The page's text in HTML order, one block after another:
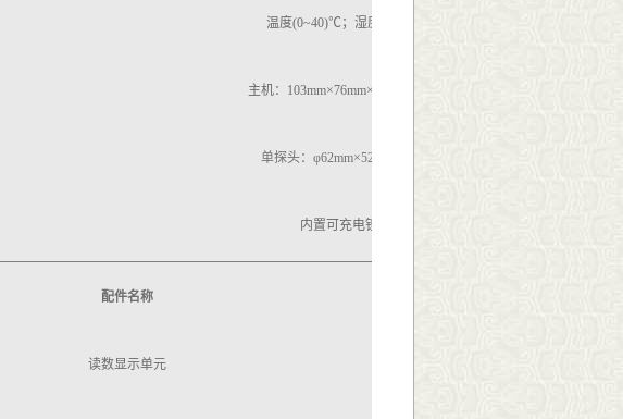
温度(0~40)℃；湿度＜85％RH
主机：103mm×76mm×43mm；0.15kg
单探头：φ62mm×52mm；0.23
内置可充电锂电池
配件名称
读数显示单元